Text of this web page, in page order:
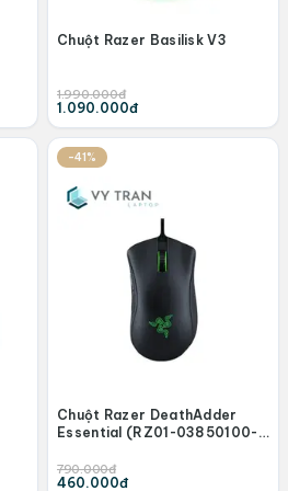
Chuột Razer Basilisk V3
1.990.000đ
1.090.000đ
-41%
Chuột Razer DeathAdder
Essential (RZ01-03850100-
790.000đ
460.000đ